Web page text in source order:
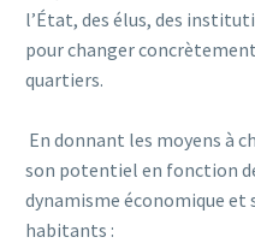
l’État, des élus, des
pour changer
quartiers.
En donnant les moyens à
son potentiel en fonction
dynamisme économique et
habitants :